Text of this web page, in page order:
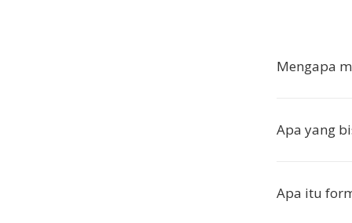
Mengapa
Apa yang
Apa itu